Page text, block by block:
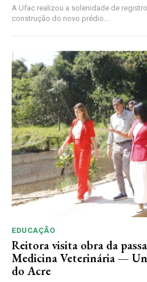
A Ufac realizou a solenidade de
construção do novo prédio...
EDUCAÇÃO
Reitora visita obra da
Medicina Veterinária —
do Acre